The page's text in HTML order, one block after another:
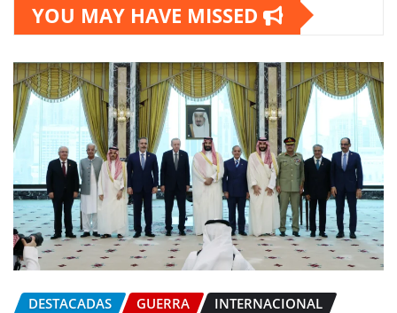
YOU MAY HAVE MISSED
DESTACADAS GUERRA
INTERNACIONAL